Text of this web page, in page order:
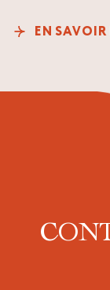
EN SAVOIR